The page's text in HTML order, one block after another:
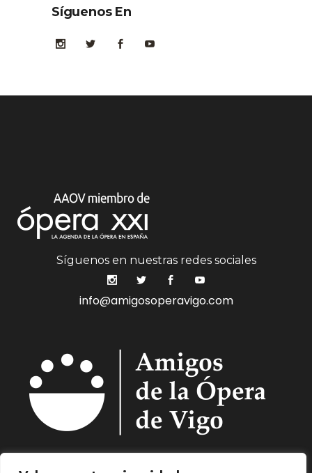
Síguenos En
Síguenos en nuestras redes sociales
info@amigosoperavigo.com